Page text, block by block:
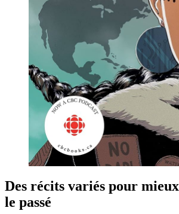
Des récits variés pour
le passé